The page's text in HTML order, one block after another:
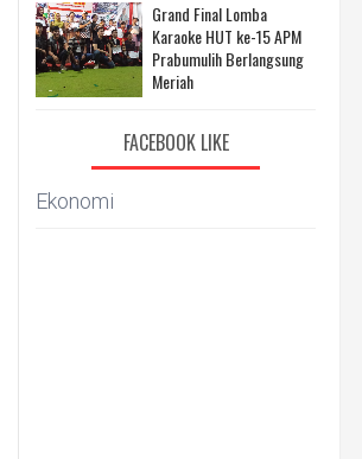
Grand Final Lomba
Karaoke HUT ke-15 APM
Prabumulih Berlangsung
Meriah
FACEBOOK LIKE
Ekonomi